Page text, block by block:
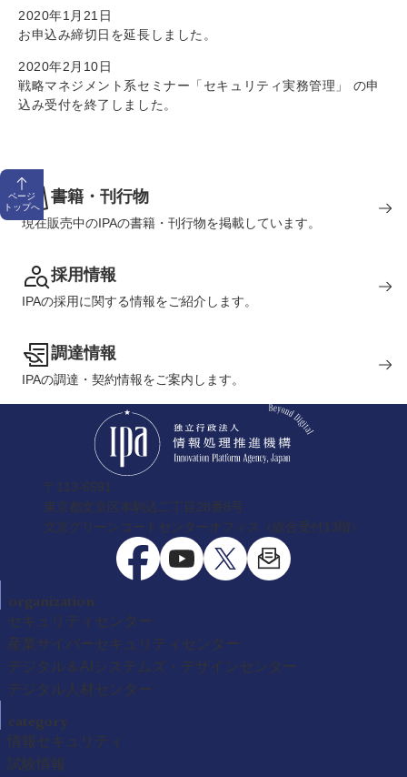
2020年1月21日
お申込み締切日を延長しました。
2020年2月10日
戦略マネジメント系セミナー「セキュリティ実務管理」 の申
込み受付を終了しました。
ページ
トップへ
書籍・刊行物
現在販売中のIPAの書籍・刊行物を掲載しています。
採用情報
IPAの採用に関する情報をご紹介します。
調達情報
IPAの調達・契約情報をご案内します。
〒113-6591
東京都文京区本駒込二丁目28番8号
文京グリーンコートセンターオフィス（総合受付13階）
organization
セキュリティセンター
産業サイバーセキュリティセンター
デジタル＆AIシステムズ・デザインセンター
デジタル人材センター
category
情報セキュリティ
試験情報